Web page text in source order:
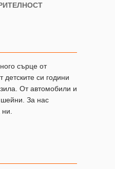
сърце от
детските си години
От автомобили и
За нас